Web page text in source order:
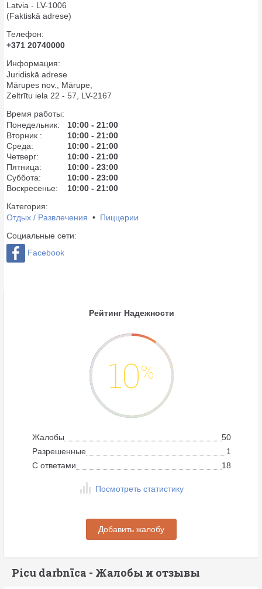
Latvia - LV-1006
(Faktiskā adrese)
Телефон:
+371 20740000
Информация:
Juridiskā adrese
Mārupes nov., Mārupe,
Zeltrītu iela 22 - 57, LV-2167
Время работы:
Понедельник:
10:00 - 21:00
Вторник :
10:00 - 21:00
Среда:
10:00 - 21:00
Четверг:
10:00 - 21:00
Пятница:
10:00 - 23:00
Суббота:
10:00 - 23:00
Воскресенье:
10:00 - 21:00
Категория:
Отдых / Развлечения • Пиццерии
Социальные сети:
Facebook
Рейтинг Надежности
10%
Жалобы
50
Разрешенные
1
C ответами
18
Посмотреть статистику
Добавить жалобу
Picu darbnīca - Жалобы и отзывы